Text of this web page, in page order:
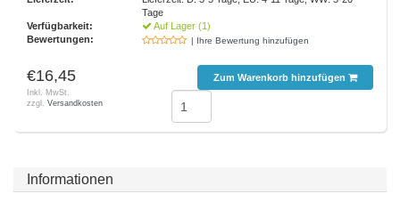
Tage
Verfügbarkeit:
Auf Lager (1)
Bewertungen:
| Ihre Bewertung hinzufügen
€16,45
Inkl. MwSt.
zzgl. Versandkosten
Zum Warenkorb hinzufügen
Informationen